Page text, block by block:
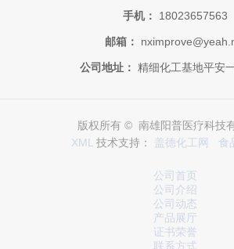
手机： 18023657563
邮箱：
公司地址： 精细化工基地平安
版权所有 © 南雄阳普医疗科技
XML 技术支持： 盖德化工网 食
公司首页
公司介绍
公司动态
产品展厅
证书荣誉
联系方式